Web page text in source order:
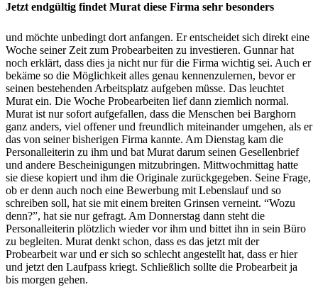
Jetzt endgültig findet Murat diese Firma sehr besonders
und möchte unbedingt dort anfangen. Er entscheidet sich direkt eine
Woche seiner Zeit zum Probearbeiten zu investieren. Gunnar hat
noch erklärt, dass dies ja nicht nur für die Firma wichtig sei. Auch er
bekäme so die Möglichkeit alles genau kennenzulernen, bevor er
seinen bestehenden Arbeitsplatz aufgeben müsse. Das leuchtet
Murat ein. Die Woche Probearbeiten lief dann ziemlich normal.
Murat ist nur sofort aufgefallen, dass die Menschen bei Barghorn
ganz anders, viel offener und freundlich miteinander umgehen, als er
das von seiner bisherigen Firma kannte. Am Dienstag kam die
Personalleiterin zu ihm und bat Murat darum seinen Gesellenbrief
und andere Bescheinigungen mitzubringen. Mittwochmittag hatte
sie diese kopiert und ihm die Originale zurückgegeben. Seine Frage,
ob er denn auch noch eine Bewerbung mit Lebenslauf und so
schreiben soll, hat sie mit einem breiten Grinsen verneint. “Wozu
denn?”, hat sie nur gefragt. Am Donnerstag dann steht die
Personalleiterin plötzlich wieder vor ihm und bittet ihn in sein Büro
zu begleiten. Murat denkt schon, dass es das jetzt mit der
Probearbeit war und er sich so schlecht angestellt hat, dass er hier
und jetzt den Laufpass kriegt. Schließlich sollte die Probearbeit ja
bis morgen gehen.